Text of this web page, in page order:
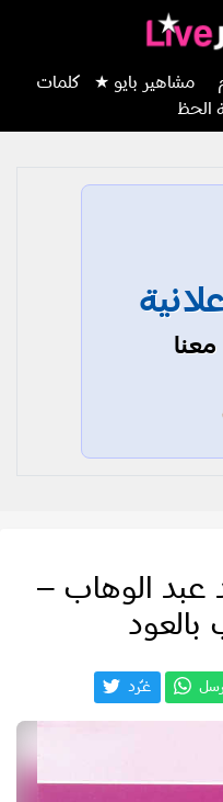
مشاهير بايو ★
كلمات
الحظ
عبد الوهاب –
إرسل غـّرد